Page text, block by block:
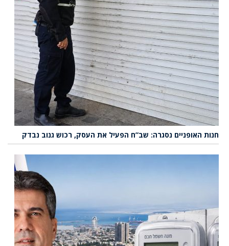
האופניים נסגרה: שב”ח הפעיל את העסק, רכוש גנוב נבדק